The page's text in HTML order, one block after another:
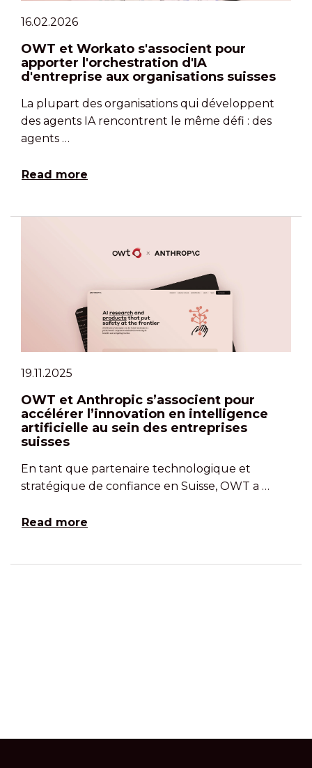
16.02.2026
OWT et Workato s'associent pour
apporter l'orchestration d'IA
d'entreprise aux organisations suisses
La plupart des organisations qui développent
des agents IA rencontrent le même défi : des
agents …
Read more
19.11.2025
OWT et Anthropic s’associent pour
accélérer l’innovation en intelligence
artificielle au sein des entreprises
suisses
En tant que partenaire technologique et
stratégique de confiance en Suisse, OWT a …
Read more